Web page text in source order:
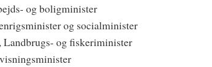
og boligminister
og socialminister
og fiskeriminister